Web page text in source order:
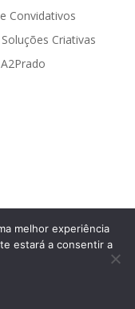
Convidativos
Criativas
melhor experiência
estará a consentir a